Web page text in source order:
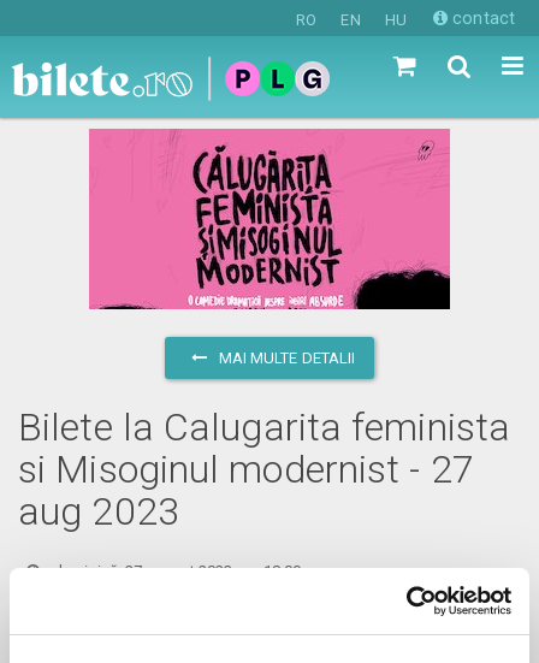
RO EN HU contact
MAI MULTE DETALII
Bilete la Calugarita feminista
si Misoginul modernist - 27
aug 2023
duminică, 27 august 2023 ora 18:00
Bucuresti, Teatrul National Bucuresti (Sala Pictura)